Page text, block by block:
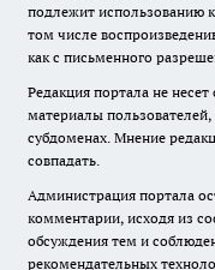
подлежит использованию
том числе
как с письменного
Редакция портала не
материалы
субдоменах. Мнение
совпадать.
Администрация портала
комментарии, исходя из
обсуждения тем и
рекомендательных